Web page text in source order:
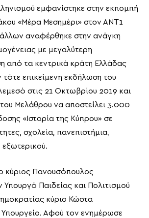
εμφανίστηκε στην εκπομπή
«Μέρα Μεσημέρι» στον ΑΝΤ1
αναφέρθηκε στην ανάγκη
με μεγαλύτερη
από τα κεντρικά κράτη Ελλάδας
τότε επικείμενη εκδήλωση του
στις 21 Οκτωβρίου 2019 και
Μελάθρου να αποστείλει 3.000
«Ιστορία της Κύπρου» σε
σχολεία, πανεπιστήμια,
εξωτερικού.
κύριος Πανουσόπουλος
Υπουργό Παιδείας και Πολιτισμού
κύριο Κώστα
Αφού τον ενημέρωσε